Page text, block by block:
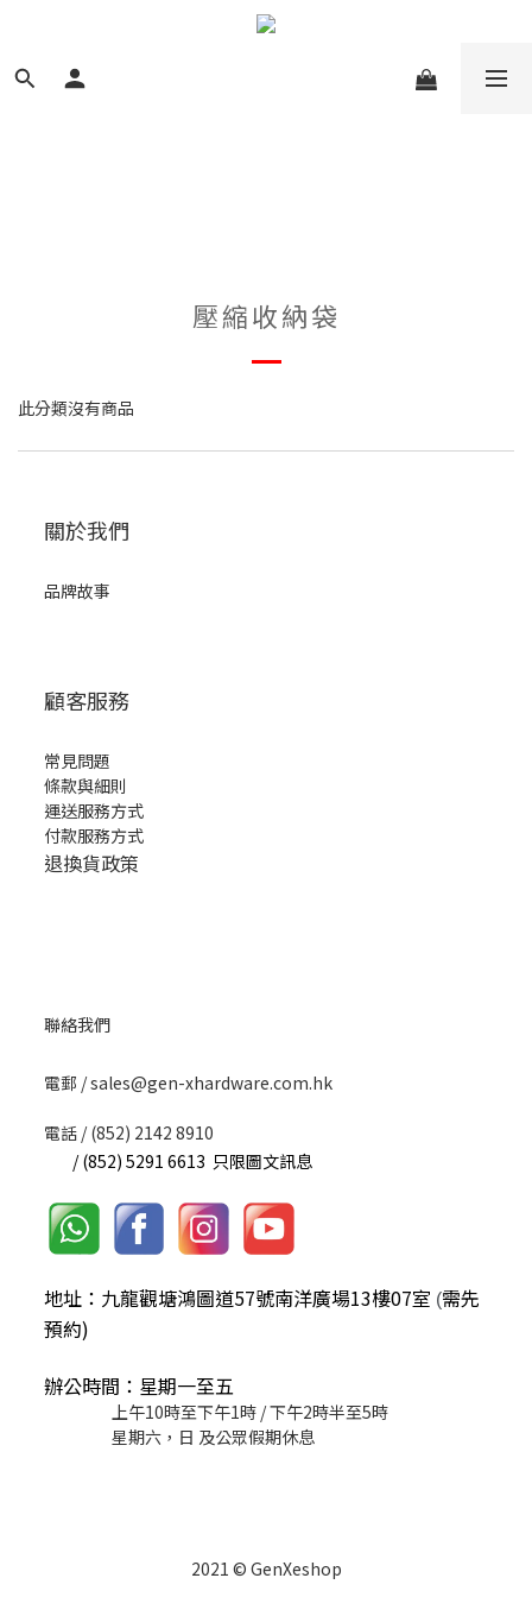
壓縮收納袋
此分類沒有商品
關於我們
品牌故事
顧客服務
常見問題
條款與細則
運送服務方式
付款服務方式
退換貨政策
聯絡我們
​電郵 / sales@gen-xhardware.com.hk
電話 / (852) 2142 8910
/ (852) 5291 6613 只限圖文訊息
地址：九龍觀塘鴻圖道57號南洋廣場13樓07室 (需先
預約)
辦公時間：星期一至五
上午10時至下午1時 / 下午2時半至5時
星期六，日 及公眾假期休息
2021 © GenXeshop